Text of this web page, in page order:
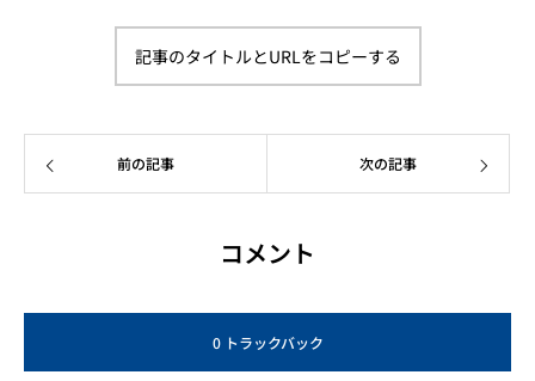
記事のタイトルとURLをコピーする
前の記事 次の記事
コメント
0 トラックバック